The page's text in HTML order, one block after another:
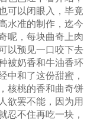
可以闭眼入，毕竟
水准的制作，迄今
呢，每块曲奇上肉
以预见一口咬下去
被奶香和牛油香环
中和了这份甜蜜，
核桃的香和曲奇饼
欲罢不能，因为用
忍不住再吃一块，